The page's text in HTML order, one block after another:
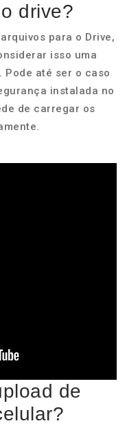
drive?
para o Drive,
isso uma
Pode até ser o caso
instalada no
de carregar os
de